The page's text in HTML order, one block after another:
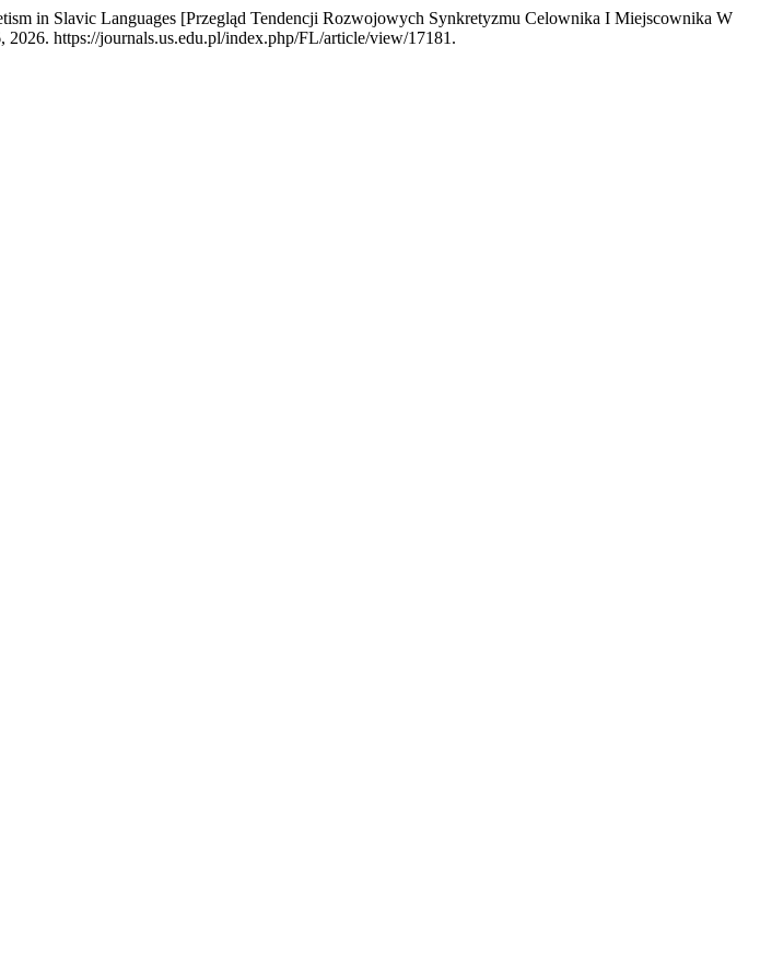
in Slavic Languages [Przegląd Tendencji Rozwojowych Synkretyzmu Celownika I Miejscownika W
https://journals.us.edu.pl/index.php/FL/article/view/17181.